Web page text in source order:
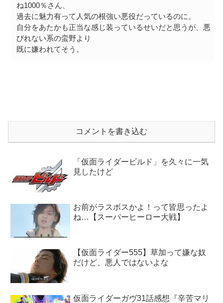
ね1000％さん、
過去に魅力有って人気の根強い悪役だっているのに。
自分をあたかも正当な感じ装っているせいだと思うが、悪
びれない系の蛮野より
既に嫌われてそう。
コメントを書き込む
「仮面ライダービルド」を久々に一気
見したけど
お前がラスボスかよ！って皆思ったよ
ね…【スーパーヒーロー大戦】
【仮面ライダー555】草加って嫌な奴
だけど、悪人ではないよな
仮面ライダーガヴ31話感想『辛苦マリ